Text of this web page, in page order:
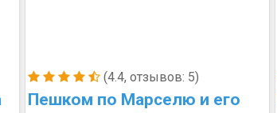
(4.4, отзывов: 5)
Пешком по Марселю и его